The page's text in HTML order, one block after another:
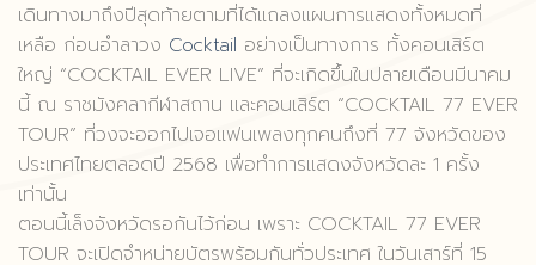
เดินทางมาถึงปีสุดท้ายตามที่ได้แถลงแผนการแสดงทั้งหมดที่
เหลือ ก่อนอำลาวง Cocktail อย่างเป็นทางการ ทั้งคอนเสิร์ต
ใหญ่ “COCKTAIL EVER LIVE” ที่จะเกิดขึ้นในปลายเดือนมีนาคม
นี้ ณ ราชมังคลากีฬาสถาน และคอนเสิร์ต “COCKTAIL 77 EVER
TOUR” ที่วงจะออกไปเจอแฟนเพลงทุกคนถึงที่ 77 จังหวัดของ
ประเทศไทยตลอดปี 2568 เพื่อทำการแสดงจังหวัดละ 1 ครั้ง
เท่านั้น
ตอนนี้เล็งจังหวัดรอกันไว้ก่อน เพราะ COCKTAIL 77 EVER
TOUR จะเปิดจำหน่ายบัตรพร้อมกันทั่วประเทศ ในวันเสาร์ที่ 15